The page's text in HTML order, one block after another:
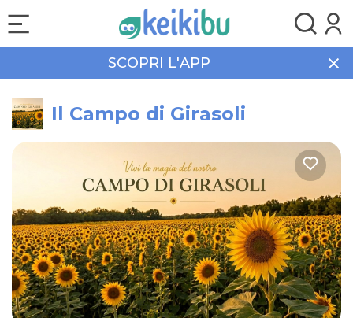
SCOPRI L'APP
Natura Il Campo di Girasoli
Il Campo di Girasoli